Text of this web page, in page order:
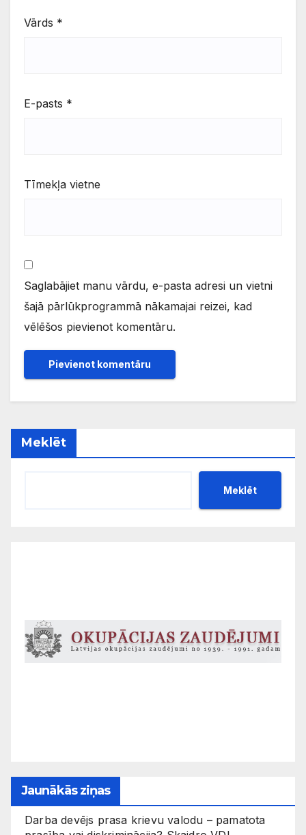
Vārds *
E-pasts *
Tīmekļa vietne
Saglabājiet manu vārdu, e-pasta adresi un vietni
šajā pārlūkprogrammā nākamajai reizei, kad
vēlēšos pievienot komentāru.
Meklēt
Meklēt
Jaunākās ziņas
Darba devējs prasa krievu valodu – pamatota